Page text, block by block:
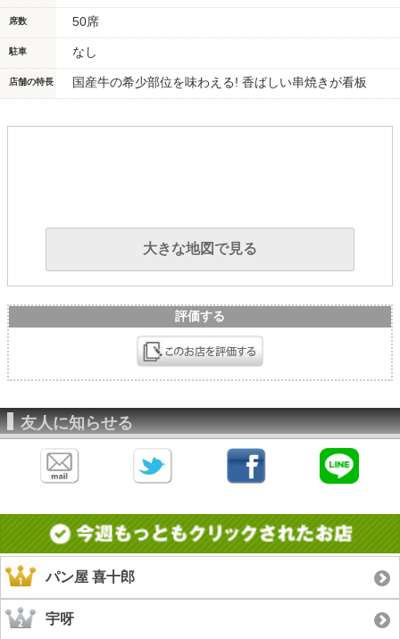
席数 50席
駐車 なし
店舗の特長 国産牛の希少部位を味わえる! 香ばしい串焼きが看板
大きな地図で見る
評価する
友人に知らせる
パン屋 喜十郎
宇呀